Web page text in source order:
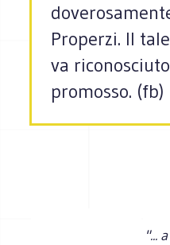
Properzi. Il
va
promosso. (fb)
"...